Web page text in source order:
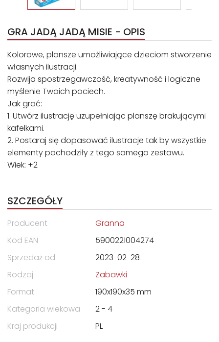
GRA JADĄ JADĄ MISIE - OPIS
Kolorowe, plansze umożliwiające dzieciom stworzenie
własnych ilustracji.
Rozwija spostrzegawczość, kreatywność i logiczne
myślenie Twoich pociech.
Jak grać:
1. Utwórz ilustrację uzupełniając planszę brakującymi
kafelkami.
2. Postaraj się dopasować ilustracje tak by wszystkie
elementy pochodziły z tego samego zestawu.
Wiek: +2
SZCZEGÓŁY
Producent
Granna
Kod EAN
5900221004274
Sprzedaż od
2023-02-28
Rodzaj
Zabawki
Format
190x190x35 mm
Kategoria wiekowa
2 - 4
Kraj produkcji
PL